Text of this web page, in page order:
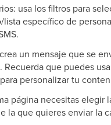
usa los filtros para
lista específico de
crea un mensaje que se
Recuerda que puedes
para personalizar tu
página necesitas elegir
la que quieres enviar la